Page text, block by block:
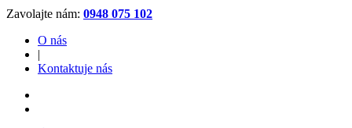
Zavolajte nám: 0948 075 102
O nás
|
Kontaktuje nás